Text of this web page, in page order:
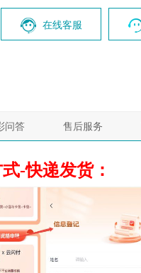
在线客服
问答 售后服务
-快递发货：